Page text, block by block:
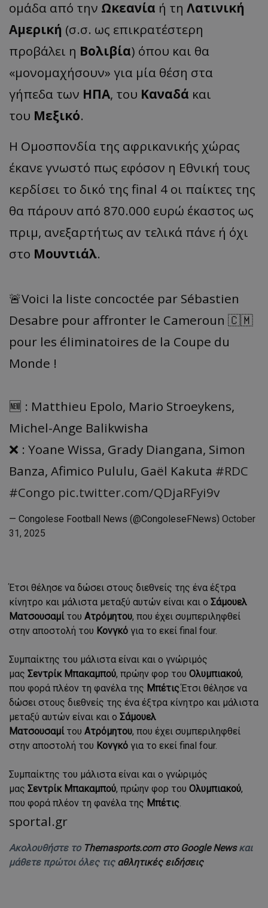
ομάδα από την Ωκεανία ή τη Λατινική
Αμερική (σ.σ. ως επικρατέστερη
προβάλει η Βολιβία) όπου και θα
«μονομαχήσουν» για μία θέση στα
γήπεδα των ΗΠΑ, του Καναδά και
του Μεξικό.
Η Ομοσπονδία της αφρικανικής χώρας
έκανε γνωστό πως εφόσον η Εθνική τους
κερδίσει το δικό της final 4 οι παίκτες της
θα πάρουν από 870.000 ευρώ έκαστος ως
πριμ, ανεξαρτήτως αν τελικά πάνε ή όχι
στο Μουντιάλ.
🚨Voici la liste concoctée par Sébastien
Desabre pour affronter le Cameroun 🇨🇲
pour les éliminatoires de la Coupe du
Monde !
🆕 : Matthieu Epolo, Mario Stroeykens,
Michel-Ange Balikwisha
❌ : Yoane Wissa, Grady Diangana, Simon
Banza, Afimico Pululu, Gaël Kakuta #RDC
#Congo pic.twitter.com/QDjaRFyi9v
— Congolese Football News (@CongoleseFNews) October
31, 2025
Έτσι θέλησε να δώσει στους διεθνείς της ένα έξτρα
κίνητρο και μάλιστα μεταξύ αυτών είναι και ο Σάμουελ
Ματσουσαμί του Ατρόμητου, που έχει συμπεριληφθεί
στην αποστολή του Κονγκό για το εκεί final four.
Συμπαίκτης του μάλιστα είναι και ο γνώριμός
μας Σεντρίκ Μπακαμπού, πρώην φορ του Ολυμπιακού,
που φορά πλέον τη φανέλα της Μπέτις.Έτσι θέλησε να
δώσει στους διεθνείς της ένα έξτρα κίνητρο και μάλιστα
μεταξύ αυτών είναι και ο Σάμουελ
Ματσουσαμί του Ατρόμητου, που έχει συμπεριληφθεί
στην αποστολή του Κονγκό για το εκεί final four.
Συμπαίκτης του μάλιστα είναι και ο γνώριμός
μας Σεντρίκ Μπακαμπού, πρώην φορ του Ολυμπιακού,
που φορά πλέον τη φανέλα της Μπέτις.
sportal.gr
Ακολουθήστε το Themasports.com στο Google Newsκαι
μάθετε πρώτοι όλες τις αθλητικές ειδήσεις